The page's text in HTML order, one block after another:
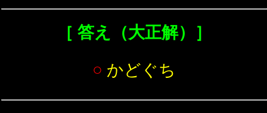
［ 答え（大正解）］
○ かどぐち